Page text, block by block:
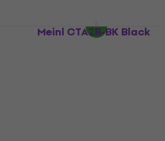
Meinl CTA2B-BK Black